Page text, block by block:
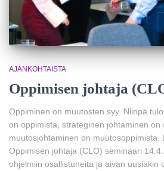
AJANKOHTAISTA
Oppimisen johtaja
Oppiminen on muutosten syy. Niinpä
on oppimista, strateginen johtaminen on
muutosjohtaminen on muutosoppimista.
Oppimisen johtaja (CLO) seminaari
ohjelmiin osallistuneita ja aivan uusiakin